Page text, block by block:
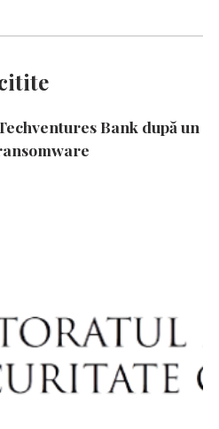
Bank după un